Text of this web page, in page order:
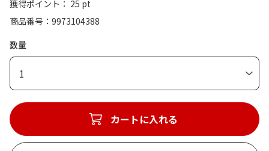
獲得ポイント： 25 pt
商品番号
9973104388
数量
1
カートに入れる